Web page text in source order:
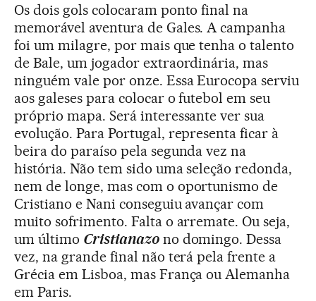
Os dois gols colocaram ponto final na
memorável aventura de Gales. A campanha
foi um milagre, por mais que tenha o talento
de Bale, um jogador extraordinária, mas
ninguém vale por onze. Essa Eurocopa serviu
aos galeses para colocar o futebol em seu
próprio mapa. Será interessante ver sua
evolução. Para Portugal, representa ficar à
beira do paraíso pela segunda vez na
história. Não tem sido uma seleção redonda,
nem de longe, mas com o oportunismo de
Cristiano e Nani conseguiu avançar com
muito sofrimento. Falta o arremate. Ou seja,
um último Cristianazono domingo. Dessa
vez, na grande final não terá pela frente a
Grécia em Lisboa, mas França ou Alemanha
em Paris.